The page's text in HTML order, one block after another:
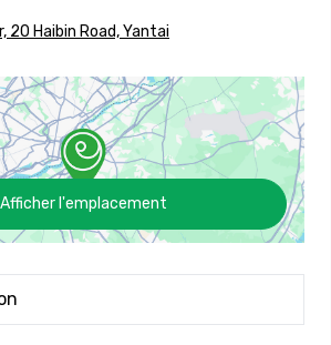
20 Haibin Road, Yantai
Afficher l'emplacement